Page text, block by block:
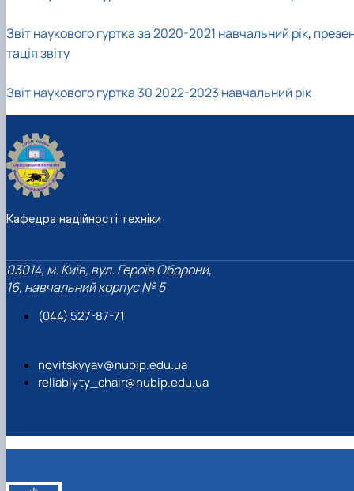
Звіт наукового гуртка за 2020-2021 навчальний рік,
тація звіту
Звіт наукового гуртка 30 2022-2023 навчальний рік
Кафедра надійності техніки
03014, м. Київ, вул. Героїв Оборони,
16, навчальний корпус № 5
(044) 527-87-71
novitskyyav@nubip.edu.ua
reliablyty_chair@nubip.edu.ua